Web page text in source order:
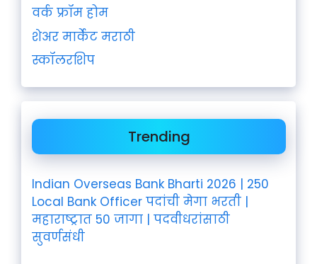
वर्क फ्रॉम होम
शेअर मार्केट मराठी
स्कॉलरशिप
Trending
Indian Overseas Bank Bharti 2026 | 250
Local Bank Officer पदांची मेगा भरती |
महाराष्ट्रात 50 जागा | पदवीधरांसाठी
सुवर्णसंधी